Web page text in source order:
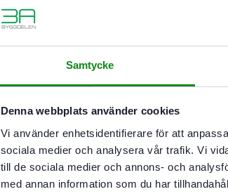
Samtycke
Denna webbplats använder cookies
Vi använder enhetsidentifierare för att
sociala medier och analysera vår trafik. Vi
till de sociala medier och annons- och
med annan information som du har